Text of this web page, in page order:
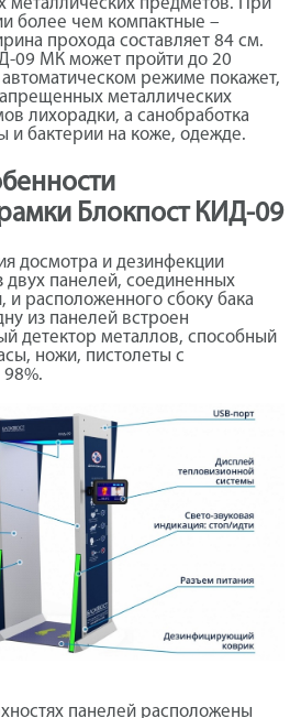
металлических предметов. При
более чем компактные –
прохода составляет 84 см.
09 МК может пройти до 20
режиме покажет,
металлических
лихорадки, а санобработка
и бактерии на коже, одежде.
Блокпост КИД-09
досмотра и дезинфекции
двух панелей, соединенных
расположенного сбоку бака
из панелей встроен
детектор металлов, способный
ножи, пистолеты с
панелей расположены